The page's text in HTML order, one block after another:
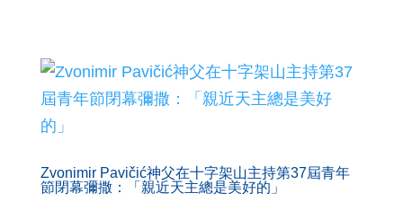
Zvonimir Pavičić神父在十字架山主持第37屆青年
節閉幕彌撒：「親近天主總是美好的」